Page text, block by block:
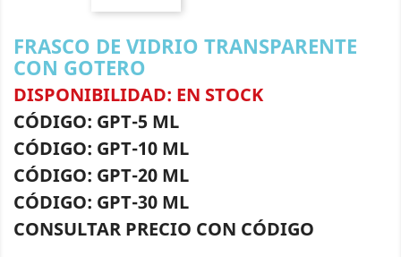
FRASCO DE VIDRIO TRANSPARENTE
CON GOTERO
DISPONIBILIDAD: EN STOCK
CÓDIGO: GPT-5 ML
CÓDIGO: GPT-10 ML
CÓDIGO: GPT-20 ML
CÓDIGO: GPT-30 ML
CONSULTAR PRECIO CON CÓDIGO